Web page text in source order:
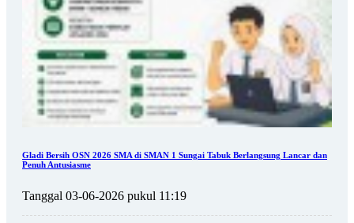
Gladi Bersih OSN 2026 SMA di SMAN 1 Sungai Tabuk Berlangsung Lancar dan
Penuh Antusiasme
Tanggal 03-06-2026 pukul 11:19